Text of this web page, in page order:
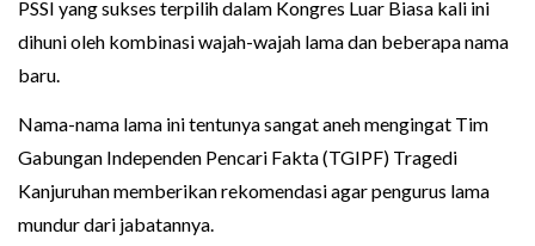
PSSI yang sukses terpilih dalam Kongres Luar Biasa kali ini
dihuni oleh kombinasi wajah-wajah lama dan beberapa nama
baru.
Nama-nama lama ini tentunya sangat aneh mengingat Tim
Gabungan Independen Pencari Fakta (TGIPF) Tragedi
Kanjuruhan memberikan rekomendasi agar pengurus lama
mundur dari jabatannya.